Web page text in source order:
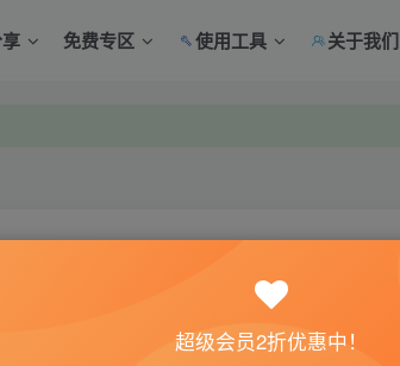
免费专区 使用工具 关于我们
绑定！
绑定！
超级会员2折优惠中！